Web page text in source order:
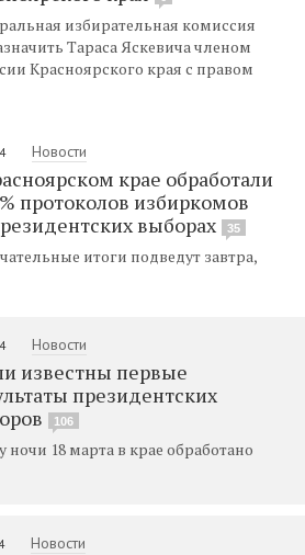
избирательная комиссия
Тараса Яскевича членом
Красноярского края с правом
Новости
крае обработали
протоколов избиркомов
выборах
35
итоги подведут завтра,
Новости
известны первые
президентских
106
ночи 18 марта в крае обработано
Новости